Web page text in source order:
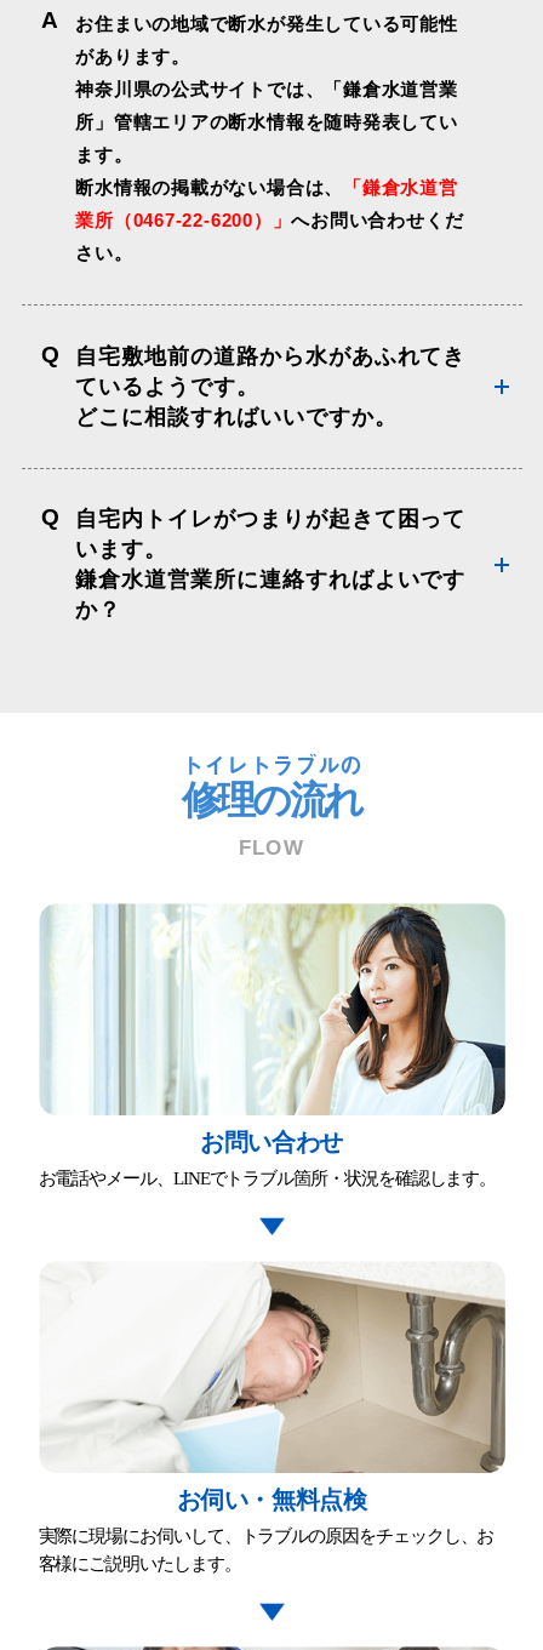
A
お住まいの地域で断水が発生している可能性
があります。
神奈川県の公式サイトでは、「鎌倉水道営業
所」管轄エリアの断水情報を随時発表してい
ます。
断水情報の掲載がない場合は、
「鎌倉水道営
業所（0467-22-6200）」へお問い合わせくだ
さい。
Q
自宅敷地前の道路から水があふれてき
ているようです。
どこに相談すればいいですか。
Q
自宅内トイレがつまりが起きて困って
います。
鎌倉水道営業所に連絡すればよいです
か？
トイレトラブルの
修理の流れ
FLOW
お問い合わせ
お電話やメール、LINEでトラブル箇所・状況を確認します。
お伺い・無料点検
実際に現場にお伺いして、トラブルの原因をチェックし、お
客様にご説明いたします。